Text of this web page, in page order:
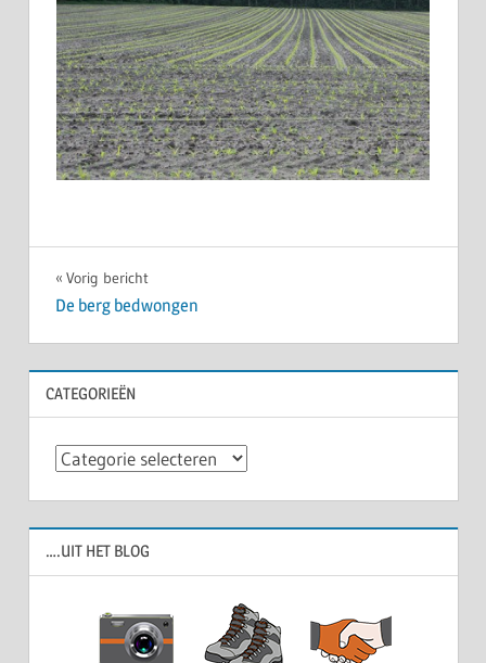
Bericht
navigatie
Vorig bericht
De berg bedwongen
CATEGORIEËN
Categorieën
….UIT HET BLOG